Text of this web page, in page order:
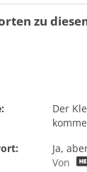
zu
Der
Ja,
Von